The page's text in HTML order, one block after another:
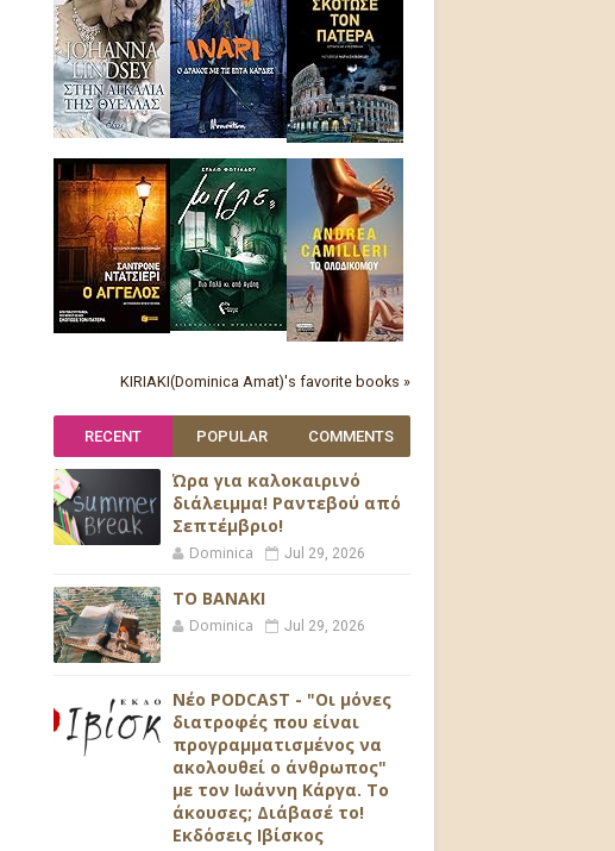
KIRIAKI(Dominica Amat)'s favorite books »
RECENT POPULAR COMMENTS
Ώρα για καλοκαιρινό
διάλειμμα! Ραντεβού από
Σεπτέμβριο!
Dominica Jul 29, 2026
ΤΟ ΒΑΝΑΚΙ
Dominica Jul 29, 2026
Νέο PODCAST - "Οι μόνες
διατροφές που είναι
προγραμματισμένος να
ακολουθεί ο άνθρωπος"
με τον Ιωάννη Κάργα. Το
άκουσες; Διάβασέ το!
Εκδόσεις Ιβίσκος